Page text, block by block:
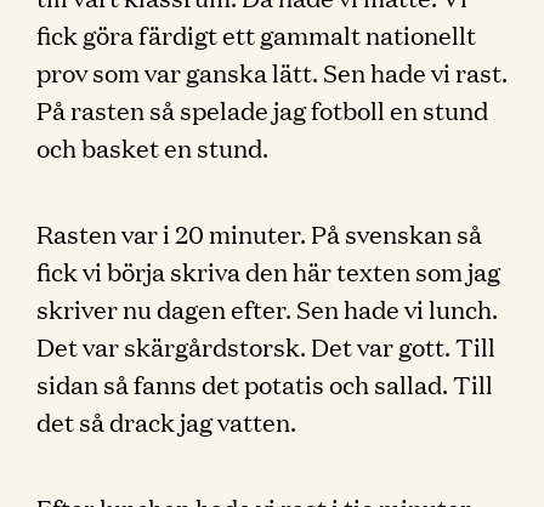
fick göra färdigt ett gammalt nationellt
prov som var ganska lätt. Sen hade vi rast.
På rasten så spelade jag fotboll en stund
och basket en stund.
Rasten var i 20 minuter. På svenskan så
fick vi börja skriva den här texten som jag
skriver nu dagen efter. Sen hade vi lunch.
Det var skärgårdstorsk. Det var gott. Till
sidan så fanns det potatis och sallad. Till
det så drack jag vatten.